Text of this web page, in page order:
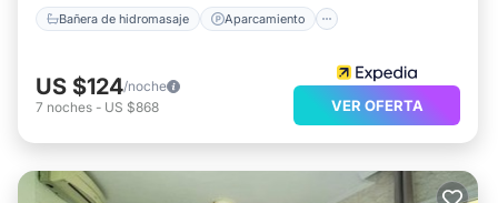
Bañera de hidromasaje Aparcamiento
US $124/noche
7 noches - US $868 VER OFERTA